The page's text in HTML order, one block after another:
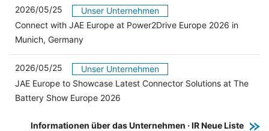
2026/05/25
Unser Unternehmen
Connect with JAE Europe at Power2Drive Europe 2026 in
Munich, Germany
2026/05/25
Unser Unternehmen
JAE Europe to Showcase Latest Connector Solutions at The
Battery Show Europe 2026
Informationen über das Unternehmen · IR Neue Liste